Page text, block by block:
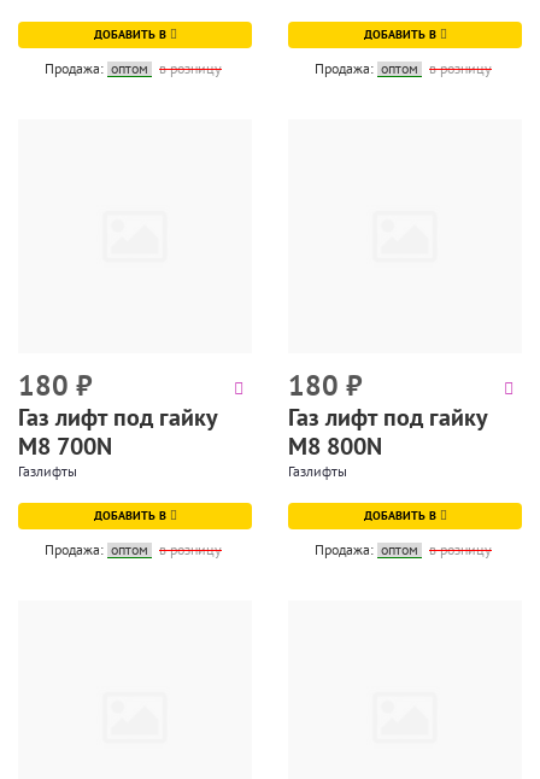
ДОБАВИТЬ В
Продажа: оптом в розницу
ДОБАВИТЬ В
Продажа: оптом в розницу
180 ₽
Газ лифт под гайку
М8 700N
Газлифты
ДОБАВИТЬ В
Продажа: оптом в розницу
180 ₽
Газ лифт под гайку
М8 800N
Газлифты
ДОБАВИТЬ В
Продажа: оптом в розницу